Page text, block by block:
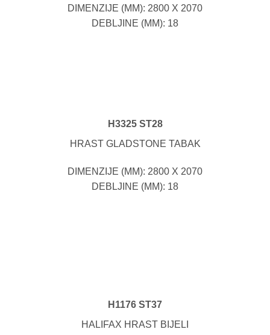
DIMENZIJE (MM): 2800 X 2070
DEBLJINE (MM): 18
H3325 ST28
HRAST GLADSTONE TABAK
DIMENZIJE (MM): 2800 X 2070
DEBLJINE (MM): 18
H1176 ST37
HALIFAX HRAST BIJELI